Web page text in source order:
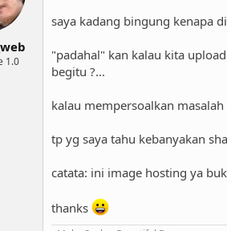
1.0
saya kadang bingung kenapa
"padahal" kan kalau kita
begitu ?...
kalau mempersoalkan
tp yg saya tahu kebanyakan
catata: ini image hosting ya
thanks